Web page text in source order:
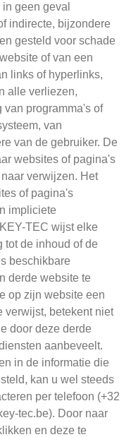
geen geval
indirecte, bijzondere
gesteld voor schade
of van een
links of hyperlinks,
alle verliezen,
programma's of
van
van de gebruiker. De
websites of pagina's
verwijzen. Het
of pagina's
impliciete
TEC wijst elke
tot de inhoud of de
beschikbare
derde website te
op zijn website een
verwijst, betekent niet
door deze derde
aanbeveelt.
in de informatie die
kan u wel steeds
per telefoon (+32
tec.be). Door naar
en deze te